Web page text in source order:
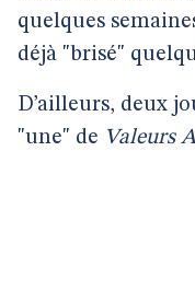
quelques
déjà "brisé"
D’ailleurs, deux
"une" de Valeurs